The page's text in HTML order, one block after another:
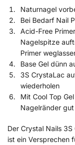
Naturnagel
Bei Bedarf Nail
Acid-Free
Nagelspitze
Primer
Base Gel dünn
3S CrystaLac
wiederholen
Mit Cool Top
Nagelränder
Der Crystal Nails
ist ein Versprechen